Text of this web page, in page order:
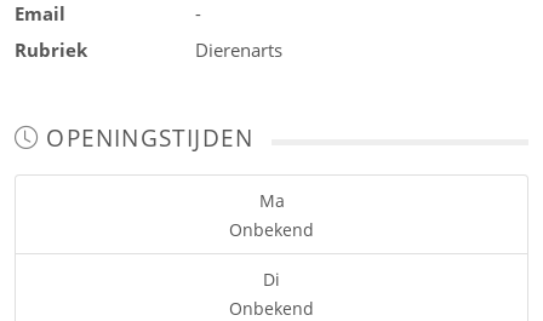
Email
-
Rubriek
Dierenarts
OPENINGSTIJDEN
Ma
Onbekend
Di
Onbekend